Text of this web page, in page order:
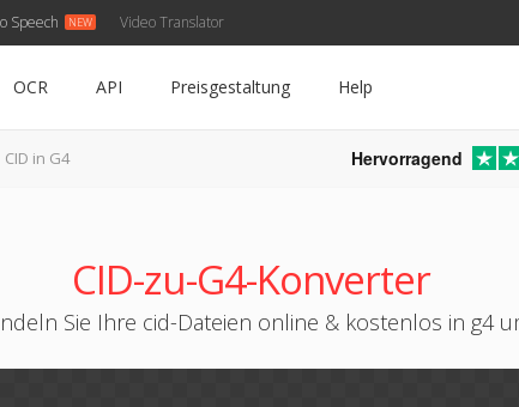
Speech Video Translator
OCR API Preisgestaltung Help
CID in G4 Hervorragend
CID-zu-G4-Konverter
Sie Ihre cid-Dateien online & kostenlos in g4